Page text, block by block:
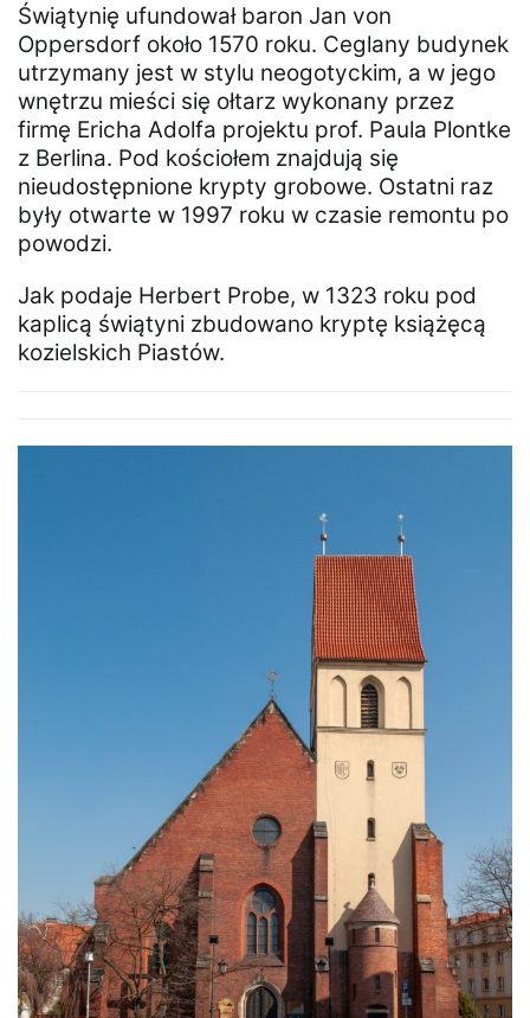
Świątynię ufundował baron Jan von
Oppersdorf około 1570 roku. Ceglany budynek
utrzymany jest w stylu neogotyckim, a w jego
wnętrzu mieści się ołtarz wykonany przez
firmę Ericha Adolfa projektu prof. Paula Plontke
z Berlina. Pod kościołem znajdują się
nieudostępnione krypty grobowe. Ostatni raz
były otwarte w 1997 roku w czasie remontu po
powodzi.
Jak podaje Herbert Probe, w 1323 roku pod
kaplicą świątyni zbudowano kryptę książęcą
kozielskich Piastów.